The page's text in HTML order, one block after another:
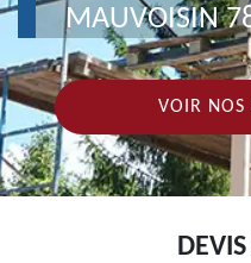
MAUVOISIN
VOIR NOS